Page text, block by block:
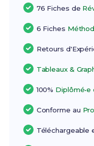
76 Fiches de
6 Fiches
Retours
Tableaux &
100% Diplômé•e
Conforme au
Téléchargeable